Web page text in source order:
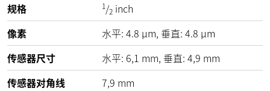
规格
1/2 inch
像素
水平: 4.8 µm, 垂直: 4.8 µm
传感器尺寸
水平: 6,1 mm, 垂直: 4,9 mm
传感器对角线
7,9 mm